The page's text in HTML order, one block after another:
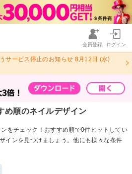
会員登録 ログイン
サービス停止のお知らせ 8月12日 (水)
め順のネイルデザイン
をチェック！おすすめ順で0件ヒットしてい
インを見つけましょう。他にも様々な条件